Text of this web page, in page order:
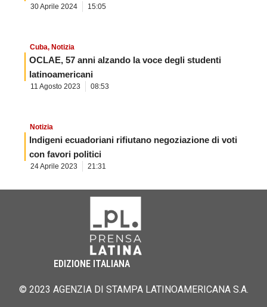
30 Aprile 2024 15:05
Cuba, Notizia
OCLAE, 57 anni alzando la voce degli studenti
latinoamericani
11 Agosto 2023 08:53
Notizia
Indigeni ecuadoriani rifiutano negoziazione di voti
con favori politici
24 Aprile 2023 21:31
EDIZIONE ITALIANA
© 2023 AGENZIA DI STAMPA LATINOAMERICANA S.A.